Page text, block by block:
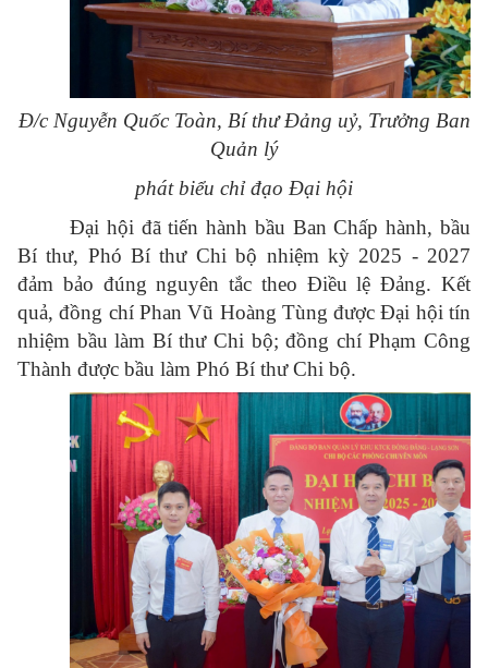
Đ/c Nguyễn Quốc Toàn, Bí thư Đảng uỷ, Trưởng Ban
Quản lý
phát biểu chỉ đạo Đại hội
Đại hội đã tiến hành bầu Ban Chấp hành, bầu
Bí thư, Phó Bí thư Chi bộ nhiệm kỳ 2025 - 2027
đảm bảo đúng nguyên tắc theo Điều lệ Đảng. Kết
quả, đồng chí Phan Vũ Hoàng Tùng được Đại hội tín
nhiệm bầu làm Bí thư Chi bộ; đồng chí Phạm Công
Thành được bầu làm Phó Bí thư Chi bộ.